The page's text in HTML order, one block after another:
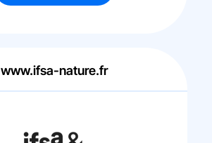
www.ifsa-nature.fr